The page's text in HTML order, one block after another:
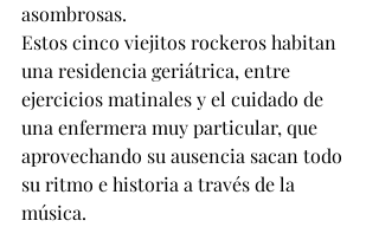
asombrosas.
Estos cinco viejitos rockeros habitan
una residencia geriátrica, entre
ejercicios matinales y el cuidado de
una enfermera muy particular, que
aprovechando su ausencia sacan todo
su ritmo e historia a través de la
música.